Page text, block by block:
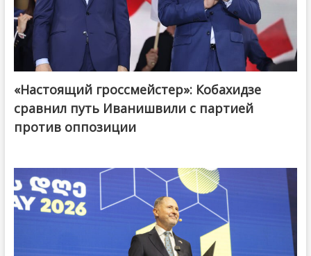
@ქართული ოცნება / Georgian Dream
«Настоящий гроссмейстер»: Кобахидзе
сравнил путь Иванишвили с партией
против оппозиции